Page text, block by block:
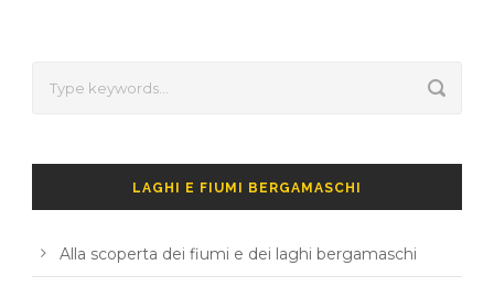
LAGHI E FIUMI BERGAMASCHI
Alla scoperta dei fiumi e dei laghi bergamaschi